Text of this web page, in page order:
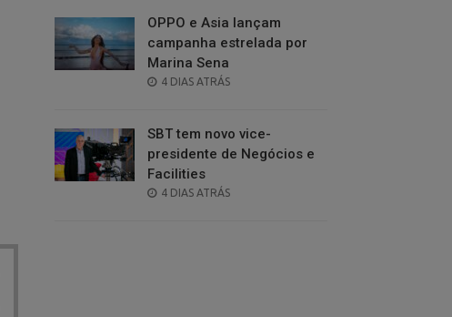
OPPO e Asia lançam
campanha estrelada por
Marina Sena
POSTED
4 DIAS ATRÁS
SBT tem novo vice-
presidente de Negócios e
Facilities
POSTED
4 DIAS ATRÁS